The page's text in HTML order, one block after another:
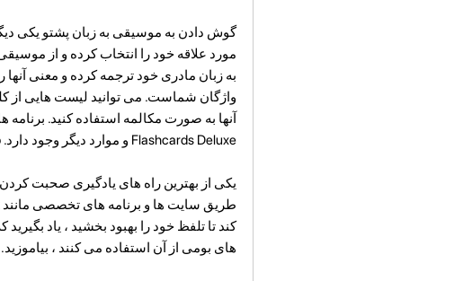
گوش دادن به موسیقی به زبان پشتو یکی
مورد علاقه خود را انتخاب کرده و از
واژگان شماست. می توانید لیست هایی از
Flashcards Deluxe و موارد دیگر وجود دارد. p>
یکی از بهترین راه های یادگیری صحبت
کند تا تلفظ خود را بهبود بخشید ، یاد
های بومی از آن استفاده می کنند ، بیاموزید.